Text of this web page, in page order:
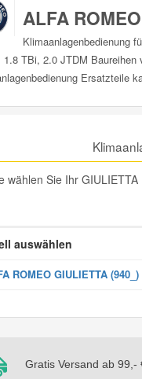
ALFA
Klimaanlagenbedienung
1.8 TBi, 2.0 JTDM
Ersatzteile
wählen Sie Ihr
auswählen
ROMEO GIULIETTA (940_)
Gratis Versand ab 99,-